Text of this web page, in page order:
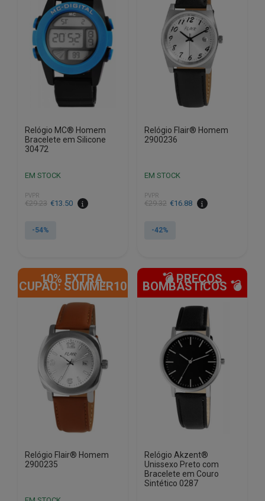
Relógio MC® Homem
Bracelete em Silicone
30472
EM STOCK
PVPR
€29.23
O
original
€13.50
O
atual
-54%
Relógio Flair® Homem
2900236
EM STOCK
PVPR
€29.32
O
original
€16.88
O
atual
-42%
10% EXTRA,
CUPÃO: SUMMER10
Relógio Flair® Homem
2900235
💣 PREÇOS
BOMBÁSTICOS 💣
Relógio Akzent®
Unissexo Preto com
Bracelete em Couro
Sintético 0287